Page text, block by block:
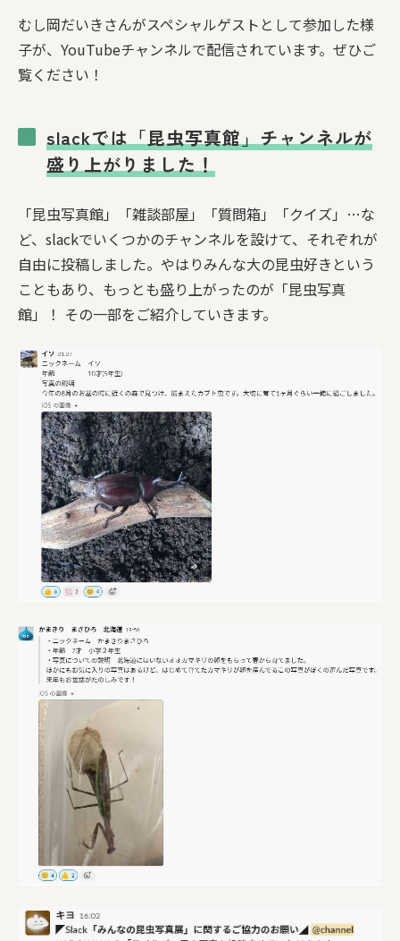
むし岡だいきさんがスペシャルゲストとして参加した様
子が、YouTubeチャンネルで配信されています。ぜひご
覧ください！
slackでは「昆虫写真館」チャンネルが
盛り上がりました！
「昆虫写真館」「雑談部屋」「質問箱」「クイズ」…な
ど、slackでいくつかのチャンネルを設けて、それぞれが
自由に投稿しました。やはりみんな大の昆虫好きという
こともあり、もっとも盛り上がったのが「昆虫写真
館」！ その一部をご紹介していきます。